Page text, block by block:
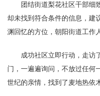
团结街道梨花社区干部细
却未找到符合条件的信息，建
渊回忆的方位，朝阳街道工作
成功社区立即行动，走访
门，一遍遍询问，不放过任何
世纪的亲情，找到了麦地热依